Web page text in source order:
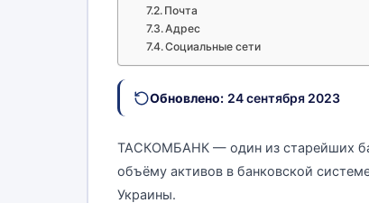
Почта
Адрес
Социальные сети
Обновлено: 24 сентября 2023
ТАСКОМБАНК — один из старейших
объёму активов в банковской
Украины.